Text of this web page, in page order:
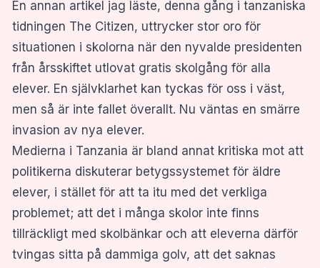
En annan artikel jag läste, denna gång i tanzaniska
tidningen The Citizen, uttrycker stor oro för
situationen i skolorna när den nyvalde presidenten
från årsskiftet utlovat gratis skolgång för alla
elever. En självklarhet kan tyckas för oss i väst,
men så är inte fallet överallt. Nu väntas en smärre
invasion av nya elever.
Medierna i Tanzania är bland annat kritiska mot att
politikerna diskuterar betygssystemet för äldre
elever, i stället för att ta itu med det verkliga
problemet; att det i många skolor inte finns
tillräckligt med skolbänkar och att eleverna därför
tvingas sitta på dammiga golv, att det saknas